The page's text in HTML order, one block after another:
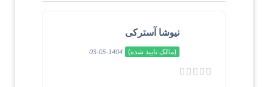
نیوشا آسترکی
(مالک تایید شده) 1404-05-03